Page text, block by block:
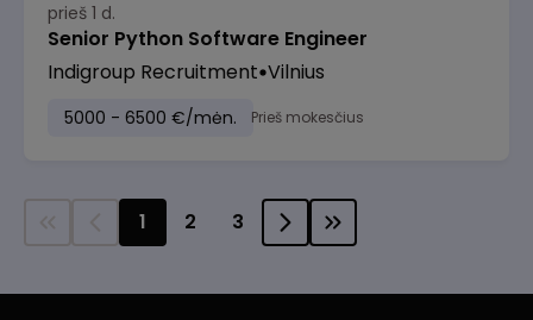
prieš 1 d.
Senior Python Software Engineer
Indigroup Recruitment Vilnius
5000 - 6500 €/mėn. Prieš mokesčius
1 2 3